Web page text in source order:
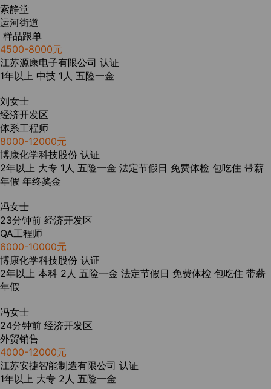
索静堂
运河街道
样品跟单
4500-8000元
江苏源康电子有限公司 认证
1年以上 中技 1人 五险一金
刘女士
经济开发区
体系工程师
8000-12000元
博康化学科技股份 认证
2年以上 大专 1人 五险一金 法定节假日 免费体检 包吃住 带薪
年假 年终奖金
冯女士
23分钟前 经济开发区
QA工程师
6000-10000元
博康化学科技股份 认证
2年以上 本科 2人 五险一金 法定节假日 免费体检 包吃住 带薪
年假
冯女士
24分钟前 经济开发区
外贸销售
4000-12000元
江苏安捷智能制造有限公司 认证
1年以上 大专 2人 五险一金